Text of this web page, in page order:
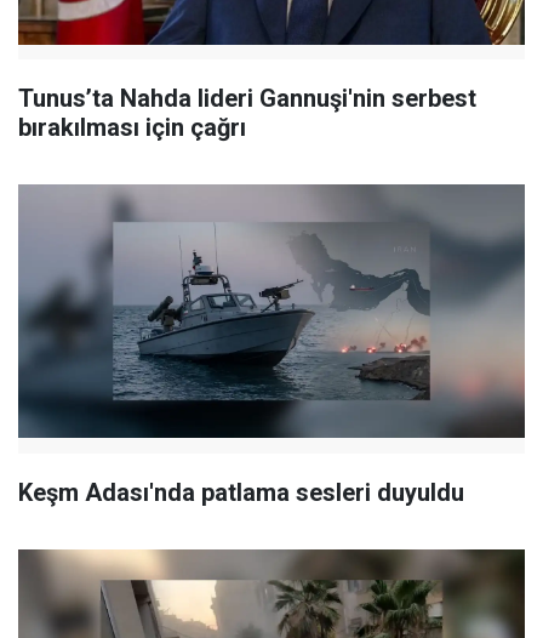
Tunus’ta Nahda lideri Gannuşi'nin serbest
bırakılması için çağrı
Keşm Adası'nda patlama sesleri duyuldu